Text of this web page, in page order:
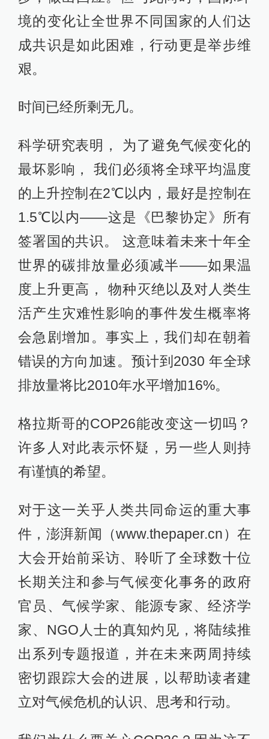
境的变化让全世界不同国家的人们达
成共识是如此困难，行动更是举步维
艰。
时间已经所剩无几。
科学研究表明， 为了避免气候变化的
最坏影响， 我们必须将全球平均温度
的上升控制在2℃以内，最好是控制在
1.5℃以内——这是《巴黎协定》所有
签署国的共识。 这意味着未来十年全
世界的碳排放量必须减半——如果温
度上升更高， 物种灭绝以及对人类生
活产生灾难性影响的事件发生概率将
会急剧增加。事实上，我们却在朝着
错误的方向加速。预计到2030 年全球
排放量将比2010年水平增加16%。
格拉斯哥的COP26能改变这一切吗？
许多人对此表示怀疑，另一些人则持
有谨慎的希望。
对于这一关乎人类共同命运的重大事
件，澎湃新闻（www.thepaper.cn）在
大会开始前采访、聆听了全球数十位
长期关注和参与气候变化事务的政府
官员、气候学家、能源专家、经济学
家、NGO人士的真知灼见，将陆续推
出系列专题报道，并在未来两周持续
密切跟踪大会的进展，以帮助读者建
立对气候危机的认识、思考和行动。